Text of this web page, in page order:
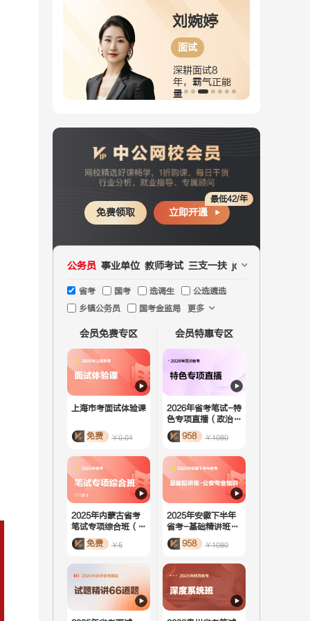
刘婉婷
面试
深耕面试8
年，霸气正能
量
免费领取 立即开通
最低42/年
公务员 事业单位 教师考试 三支一扶 jd文职
省考 国考 选调生
公选遴选
乡镇公务员
国考金监局 更多
会员免费专区
上海市考面试体验课
免费 ￥0.01
2025年内蒙古省考
笔试专项综合班（活
动课）
免费 ￥5
会员特惠专区
2026年省考笔试-特
色专项直播（政治理
论）
958 ￥1080
2025年安徽下半年
省考-基础精讲班-
公安专业知识
958 ￥1080